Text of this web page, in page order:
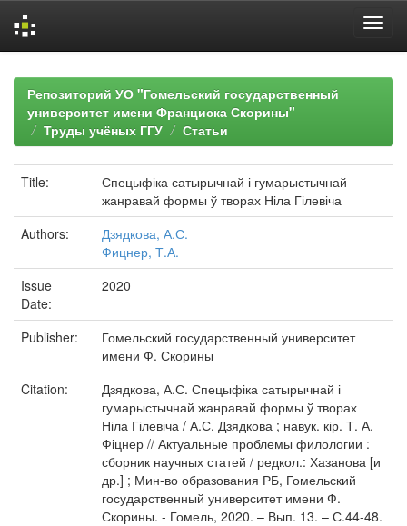
navigationРепозиторий УО "Гомельский государственный
университет имени Франциска Скорины"
Труды учёных ГГУ
Статьи
Title:
Спецыфіка сатырычнай і гумарыстычнай
жанравай формы ў творах Ніла Гілевіча
Authors:
Дзядкова, А.С.
Фицнер, Т.А.
Issue
Date:
2020
Publisher:
Гомельский государственный университет
имени Ф. Скорины
Citation:
Дзядкова, А.С. Спецыфіка сатырычнай і
гумарыстычнай жанравай формы ў творах
Ніла Гілевіча / А.С. Дзядкова ; навук. кір. Т. А.
Фіцнер // Актуальные проблемы филологии :
сборник научных статей / редкол.: Хазанова [и
др.] ; Мин-во образования РБ, Гомельский
государственный университет имени Ф.
Скорины. - Гомель, 2020. – Вып. 13. – С.44-48.